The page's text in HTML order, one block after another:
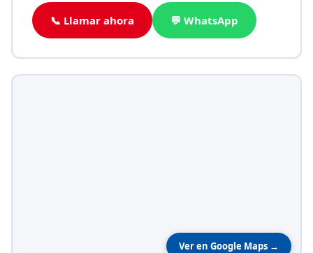
📞 Llamar ahora 💬 WhatsApp
Ver en Google Maps →